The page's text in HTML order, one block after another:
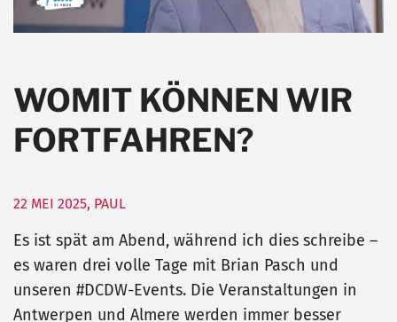
WOMIT KÖNNEN WIR
FORTFAHREN?
22 MEI 2025, PAUL
Es ist spät am Abend, während ich dies schreibe –
es waren drei volle Tage mit Brian Pasch und
unseren #DCDW-Events. Die Veranstaltungen in
Antwerpen und Almere werden immer besser